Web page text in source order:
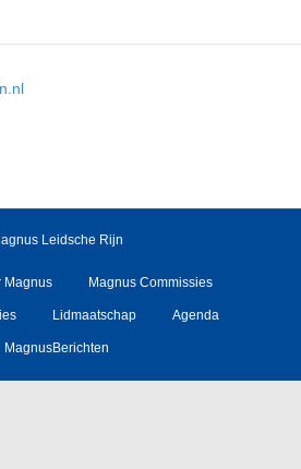
Leidsche Rijn
Magnus Magnus Commissies
Lidmaatschap Agenda
MagnusBerichten